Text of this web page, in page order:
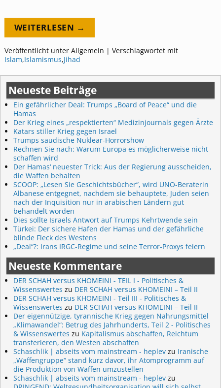
WEITERLESEN →
Veröffentlicht unterAllgemein | Verschlagwortet mit
Islam,Islamismus,Jihad
Neueste Beiträge
Ein gefährlicher Deal: Trumps „Board of Peace“ und die
Hamas
Der Krieg eines „respektierten“ Medizinjournals gegen Ärzte
Katars stiller Krieg gegen Israel
Trumps saudische Nuklear-Horrorshow
Rechnen Sie nach: Warum Europa es möglicherweise nicht
schaffen wird
Der Hamas‘ neuester Trick: Aus der Regierung ausscheiden,
die Waffen behalten
SCOOP: „Lesen Sie Geschichtsbücher“, wird UNO-Beraterin
Albanese entgegnet, nachdem sie behauptete, Juden seien
nach der Inquisition nur in arabischen Ländern gut
behandelt worden
Dies sollte Israels Antwort auf Trumps Kehrtwende sein
Türkei: Der sichere Hafen der Hamas und der gefährliche
blinde Fleck des Westens
„Deal“?: Irans IRGC-Regime und seine Terror-Proxys feiern
Neueste Kommentare
DER SCHAH versus KHOMEINI - TEIL I - Politisches &
Wissenswertes zu DER SCHAH versus KHOMEINI – Teil II
DER SCHAH versus KHOMEINI - Teil III - Politisches &
Wissenswertes zu DER SCHAH versus KHOMEINI – Teil II
Der eigennützige, tyrannische Krieg gegen Nahrungsmittel
„Klimawandel“: Betrug des Jahrhunderts, Teil 2 - Politisches
& Wissenswertes zu Kapitalismus abschaffen, Reichtum
transferieren, den Westen abschaffen
Schaschlik | abseits vom mainstream - heplev zu Iranische
„Waffengruppe“ stand kurz davor, ihr Atomprogramm auf
die Produktion von Waffen umzustellen
Schaschlik | abseits vom mainstream - heplev zu